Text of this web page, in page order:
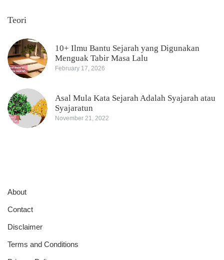
Teori
10+ Ilmu Bantu Sejarah yang Digunakan
Menguak Tabir Masa Lalu
February 17, 2026
Asal Mula Kata Sejarah Adalah Syajarah atau
Syajaratun
November 21, 2022
About
Contact
Disclaimer
Terms and Conditions